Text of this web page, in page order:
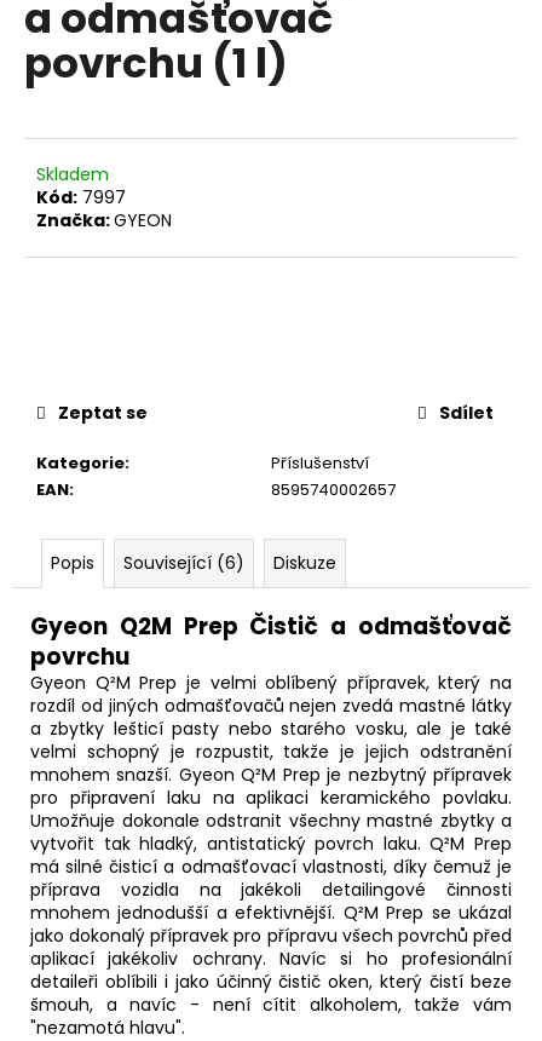
a odmašťovač
povrchu (1 l)
Skladem
Kód: 7997
Značka:GYEON
Kategorie:
Příslušenství
EAN: 8595740002657
Zeptat se Sdílet
Popis Související (6) Diskuze
Gyeon Q2M Prep Čistič a odmašťovač
povrchu
Gyeon Q²M Prep je velmi oblíbený přípravek, který na
rozdíl od jiných odmašťovačů nejen zvedá mastné látky
a zbytky lešticí pasty nebo starého vosku, ale je také
velmi schopný je rozpustit, takže je jejich odstranění
mnohem snazší. Gyeon Q²M Prep je nezbytný přípravek
pro připravení laku na aplikaci keramického povlaku.
Umožňuje dokonale odstranit všechny mastné zbytky a
vytvořit tak hladký, antistatický povrch laku. Q²M Prep
má silné čisticí a odmašťovací vlastnosti, díky čemuž je
příprava vozidla na jakékoli detailingové činnosti
mnohem jednodušší a efektivnější. Q²M Prep se ukázal
jako dokonalý přípravek pro přípravu všech povrchů před
aplikací jakékoliv ochrany. Navíc si ho profesionální
detaileři oblíbili i jako účinný čistič oken, který čistí beze
šmouh, a navíc - není cítit alkoholem, takže vám
"nezamotá hlavu".
a
j
í
o
o
j
e
m
e